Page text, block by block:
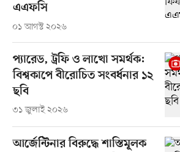
এএফসি
০১ আগস্ট ২০২৬
প্যারেড, ট্রফি ও লাখো সমর্থক:
বিশ্বকাপে বীরোচিত সংবর্ধনার ১২
ছবি
৩১ জুলাই ২০২৬
আর্জেন্টিনার বিরুদ্ধে শাস্তিমূলক